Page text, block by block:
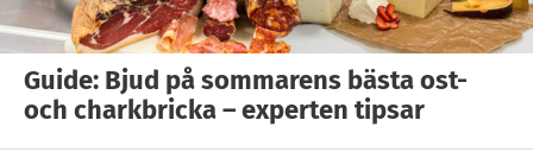
Guide: Bjud på sommarens bästa ost-
och charkbricka – experten tipsar